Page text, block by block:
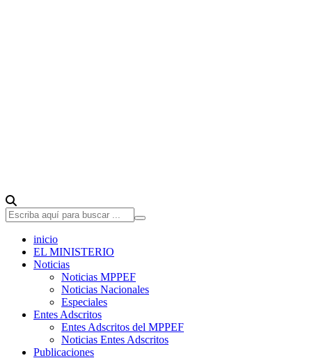
inicio
EL MINISTERIO
Noticias
Noticias MPPEF
Noticias Nacionales
Especiales
Entes Adscritos
Entes Adscritos del MPPEF
Noticias Entes Adscritos
Publicaciones